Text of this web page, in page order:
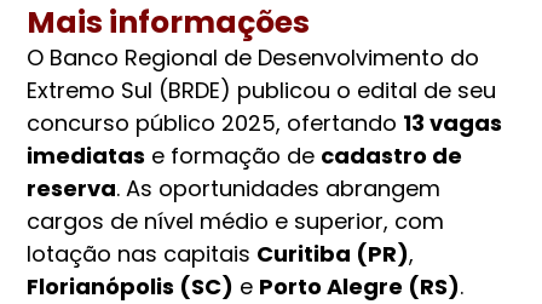
Mais informações
O Banco Regional de Desenvolvimento do
Extremo Sul (BRDE) publicou o edital de seu
concurso público 2025, ofertando 13 vagas
imediatas e formação de cadastro de
reserva. As oportunidades abrangem
cargos de nível médio e superior, com
lotação nas capitais Curitiba (PR),
Florianópolis (SC) e Porto Alegre (RS).